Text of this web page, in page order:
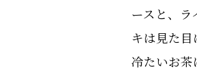
ースと、
キは見た目
冷たいお茶